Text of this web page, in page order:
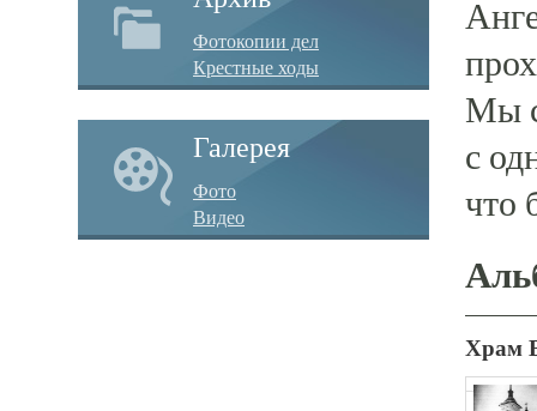
Фотокопии дел
Крестные ходы
Галерея
Фото
Видео
Мы
с
что
Храм